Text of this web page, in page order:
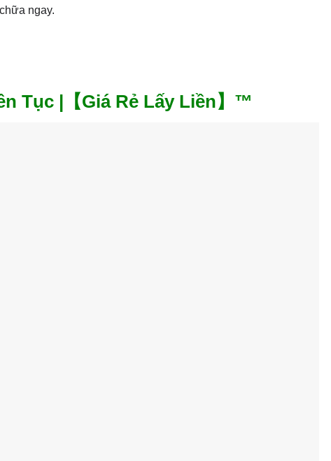
ngay.
Tục |【Giá Rẻ Lấy Liền】™